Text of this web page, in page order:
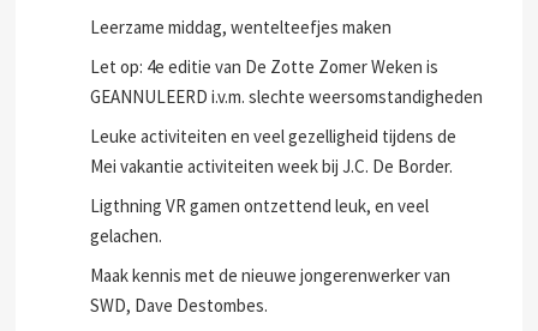
Leerzame middag, wentelteefjes maken
Let op: 4e editie van De Zotte Zomer Weken is
GEANNULEERD i.v.m. slechte weersomstandigheden
Leuke activiteiten en veel gezelligheid tijdens de
Mei vakantie activiteiten week bij J.C. De Border.
Ligthning VR gamen ontzettend leuk, en veel
gelachen.
Maak kennis met de nieuwe jongerenwerker van
SWD, Dave Destombes.